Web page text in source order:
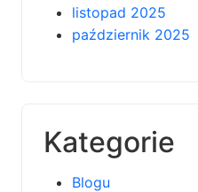
listopad 2025
październik 2025
Kategorie
Blogu